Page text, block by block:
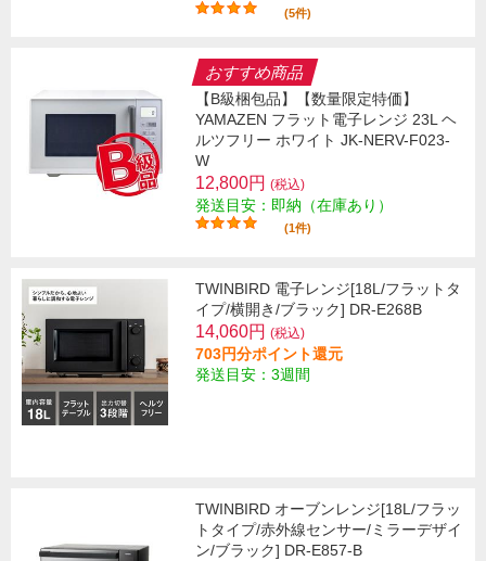
(5件)
おすすめ商品
【B級梱包品】【数量限定特価】
YAMAZEN フラット電子レンジ 23L ヘ
ルツフリー ホワイト JK-NERV-F023-
W
12,800円 (税込)
発送目安：即納（在庫あり）
(1件)
TWINBIRD 電子レンジ[18L/フラットタ
イプ/横開き/ブラック] DR-E268B
14,060円 (税込)
703円分ポイント還元
発送目安：3週間
TWINBIRD オーブンレンジ[18L/フラッ
トタイプ/赤外線センサー/ミラーデザイ
ン/ブラック] DR-E857-B